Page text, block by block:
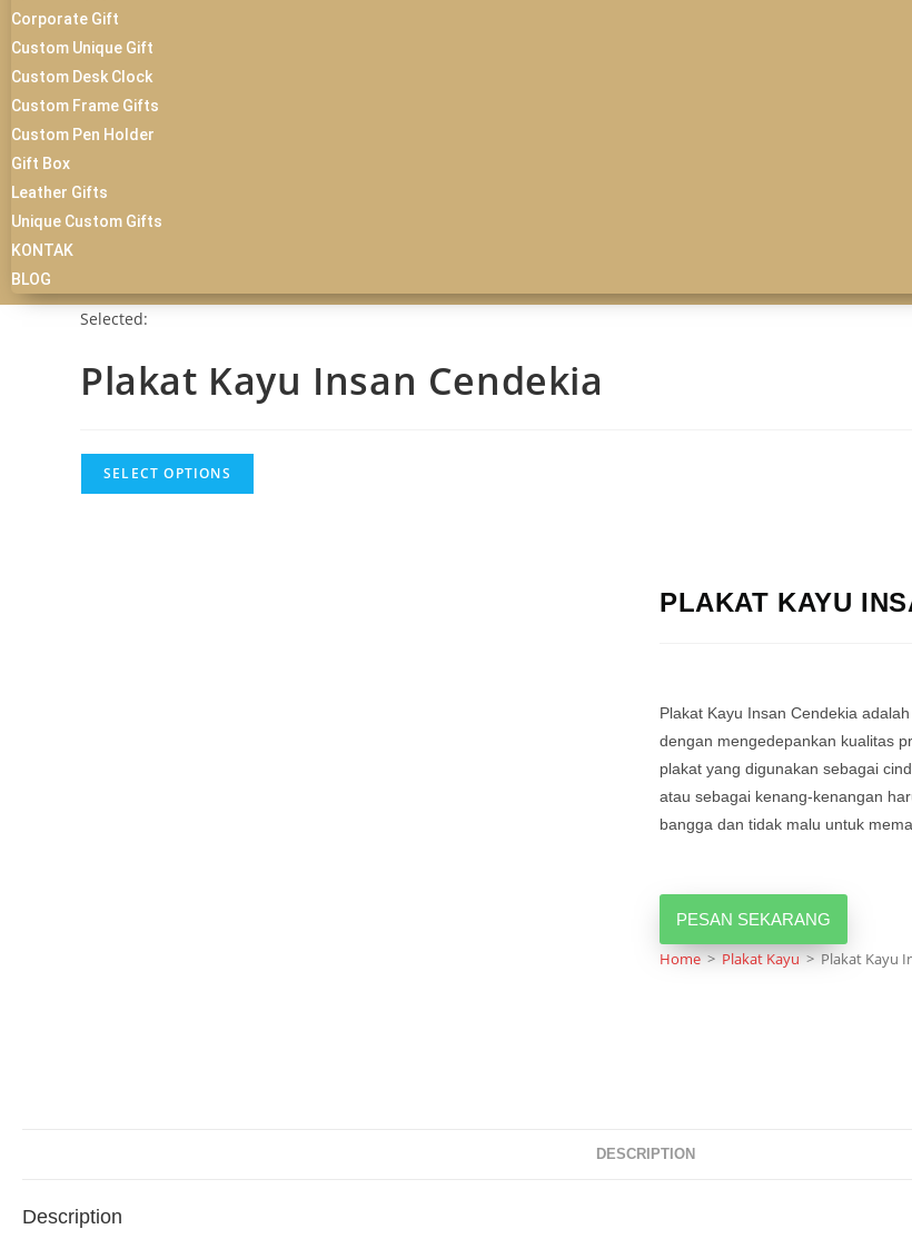
Corporate Gift
Custom Unique Gift
Custom Desk Clock
Custom Frame Gifts
Custom Pen Holder
Gift Box
Leather Gifts
Unique Custom Gifts
KONTAK
BLOG
Selected:
Plakat Kayu Insan Cendekia
SELECT OPTIONS
PLAKAT KAYU
Plakat Kayu Insan Cendekia
dengan mengedepankan kualitas
plakat yang digunakan sebagai
atau sebagai kenang-kenangan
bangga dan tidak malu untuk
PESAN SEKARANG
Home > Plakat Kayu > Plakat Kayu
DESCRIPTION
Description